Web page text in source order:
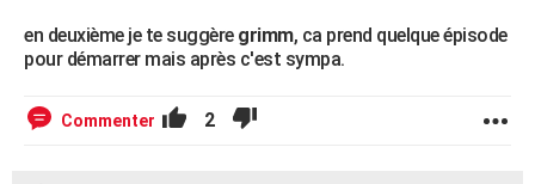
en deuxième je te suggère grimm, ca prend quelque épisode
pour démarrer mais après c'est sympa.
Commenter 2